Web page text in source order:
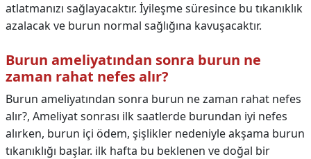
atlatmanızı sağlayacaktır. İyileşme süresince bu tıkanıklık
azalacak ve burun normal sağlığına kavuşacaktır.
Burun ameliyatından sonra burun ne
zaman rahat nefes alır?
Burun ameliyatından sonra burun ne zaman rahat nefes
alır?, Ameliyat sonrası ilk saatlerde burundan iyi nefes
alırken, burun içi ödem, şişlikler nedeniyle akşama burun
tıkanıklığı başlar. ilk hafta bu beklenen ve doğal bir